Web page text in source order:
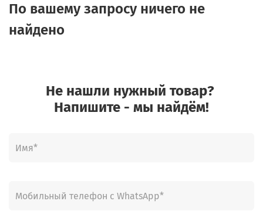
По вашему запросу ничего не
найдено
Не нашли нужный товар?
Напишите - мы найдём!